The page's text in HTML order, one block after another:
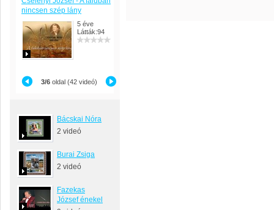
nincsen szép lány
5 éve
Látták:94
3/6 oldal (42 videó)
Bácskai Nóra
2 videó
Burai Zsiga
2 videó
Fazekas
József énekel